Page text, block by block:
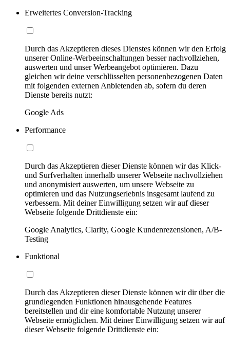
Erweitertes Conversion-Tracking
Durch das Akzeptieren dieses Dienstes können wir den Erfolg
unserer Online-Werbeeinschaltungen besser nachvollziehen,
auswerten und unser Werbeangebot optimieren. Dazu
gleichen wir deine verschlüsselten personenbezogenen Daten
mit folgenden externen Anbietenden ab, sofern du deren
Dienste bereits nutzt:
Google Ads
Performance
Durch das Akzeptieren dieser Dienste können wir das Klick-
und Surfverhalten innerhalb unserer Webseite nachvollziehen
und anonymisiert auswerten, um unsere Webseite zu
optimieren und das Nutzungserlebnis insgesamt laufend zu
verbessern. Mit deiner Einwilligung setzen wir auf dieser
Webseite folgende Drittdienste ein:
Google Analytics, Clarity, Google Kundenrezensionen, A/B-
Testing
Funktional
Durch das Akzeptieren dieser Dienste können wir dir über die
grundlegenden Funktionen hinausgehende Features
bereitstellen und dir eine komfortable Nutzung unserer
Webseite ermöglichen. Mit deiner Einwilligung setzen wir auf
dieser Webseite folgende Drittdienste ein: